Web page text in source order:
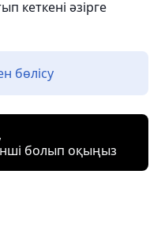
кеткені әзірге
бөлісу
болып оқыңыз